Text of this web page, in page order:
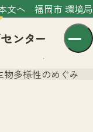
文へ 福岡市 環境局
物多様性のめぐみ